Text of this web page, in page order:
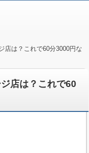
店は？これで60分3000円な
店は？これで60